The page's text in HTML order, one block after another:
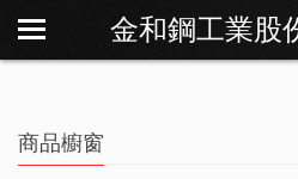
金和鋼工業股
關於我們
商品櫥窗
商品櫥窗